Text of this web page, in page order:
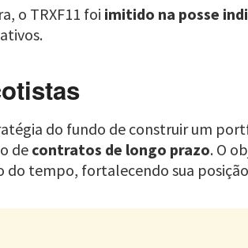
o TRXF11 foi imitido na posse
do fundo de construir um
de contratos de longo prazo. O
tempo, fortalecendo sua